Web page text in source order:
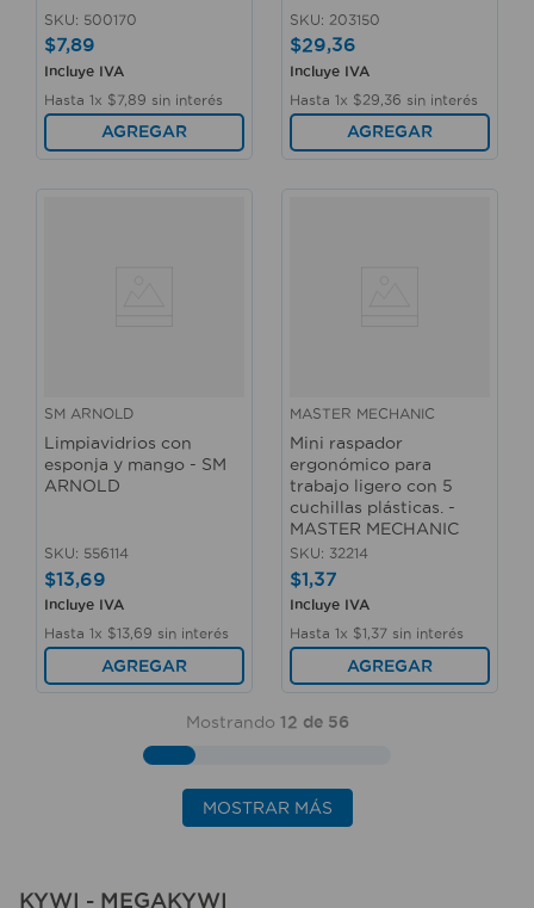
SKU: 500170
$7,89
Incluye IVA
Hasta 1x $7,89 sin interés
AGREGAR
SKU: 203150
$29,36
Incluye IVA
Hasta 1x $29 36 sin interés
AGREGAR
SM ARNOLD
Limpiavidrios con
esponja y mango - SM
ARNOLD
SKU: 556114
$13,69
Incluye IVA
Hasta 1x $13 69 sin interés
AGREGAR
MASTER MECHANIC
Mini raspador
ergonómico para
trabajo ligero con 5
cuchillas plásticas. -
MASTER MECHANIC
SKU: 32214
$1,37
Incluye IVA
Hasta 1x $1 37 sin interés
AGREGAR
Mostrando 12 de 56
MOSTRAR MÁS
KYWI - MEGAKYWI